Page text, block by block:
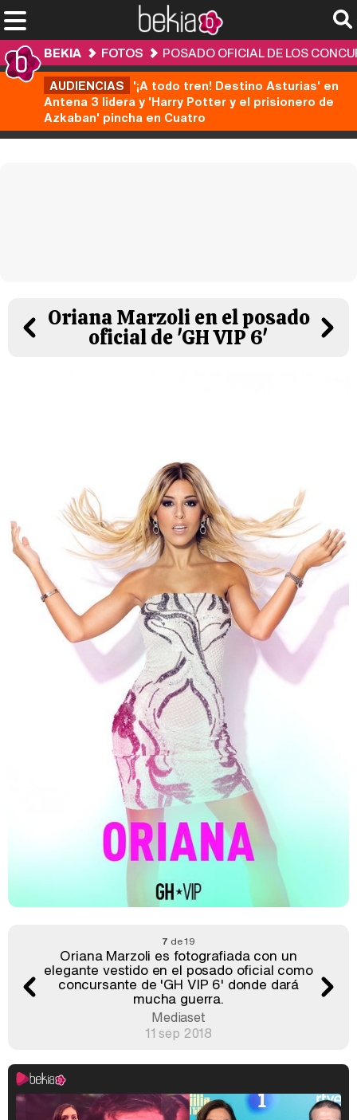
BEKIA FOTOS
POSADO OFICIAL DE LOS
AUDIENCIAS '¡A todo tren! Destino Asturias' en
Antena 3 lidera y 'Harry Potter y el prisionero de
Azkaban' pincha en Cuatro
Oriana Marzoli en el posado
oficial de 'GH VIP 6'
7 de 19
Oriana Marzoli es fotografiada con un
elegante vestido en el posado oficial como
concursante de 'GH VIP 6' donde dará
mucha guerra.
Mediaset
11 sep 2018